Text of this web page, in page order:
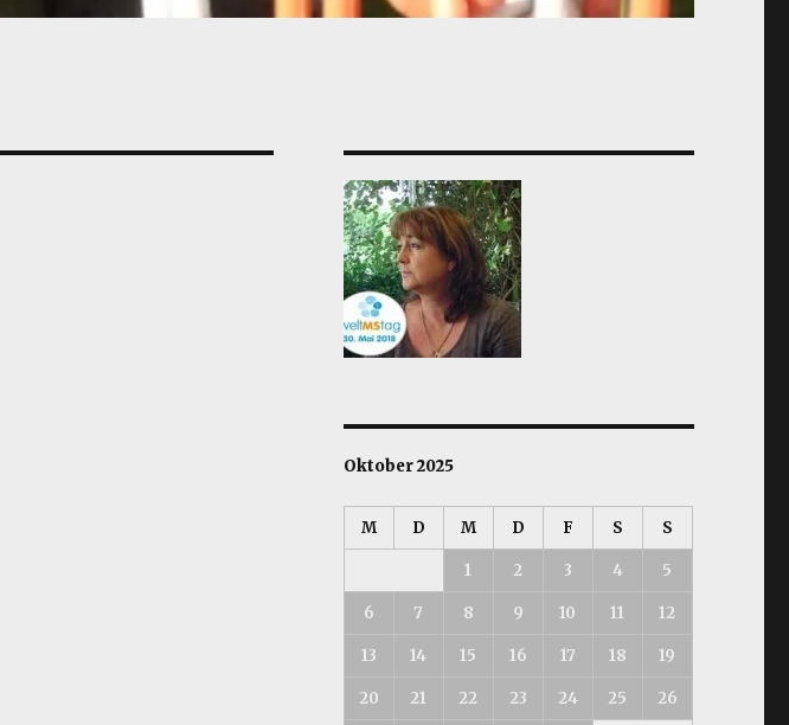
Oktober 2025
M D M D F S S
1 2 3 4 5
6 7 8 9 10 11 12
13 14 15 16 17 18 19
20 21 22 23 24 25 26